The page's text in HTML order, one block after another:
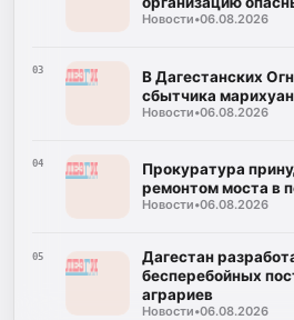
Новости•06.08.2026
03
В Дагестанских
сбытчика
Новости•06.08.2026
04
Прокуратура
ремонтом моста в
Новости•06.08.2026
05
Дагестан
бесперебойных
аграриев
Новости•06.08.2026